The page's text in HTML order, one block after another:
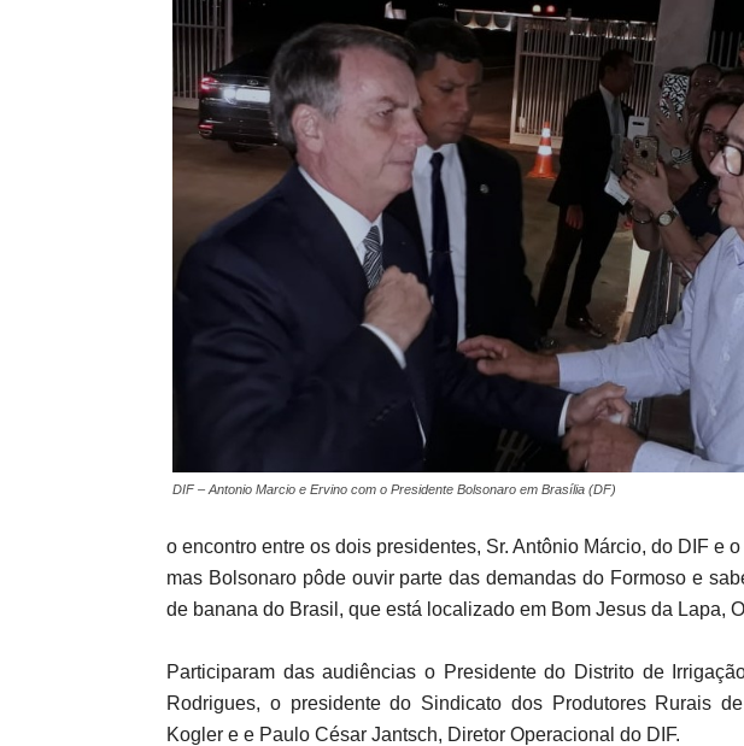
DIF – Antonio Marcio e Ervino com o Presidente Bolsonaro em Brasília (DF)
o encontro entre os dois presidentes, Sr. Antônio Márcio, do DIF e
mas Bolsonaro pôde ouvir parte das demandas do Formoso e
de banana do Brasil, que está localizado em Bom Jesus da Lapa,
Participaram das audiências o Presidente do Distrito de
Rodrigues, o presidente do Sindicato dos Produtores Rurais
Kogler e e Paulo César Jantsch, Diretor Operacional do DIF.